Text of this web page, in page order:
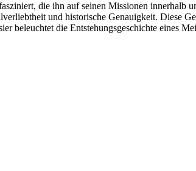
die ihn auf seinen Missionen innerhalb
und historische Genauigkeit. Diese
beleuchtet die Entstehungsgeschichte eines